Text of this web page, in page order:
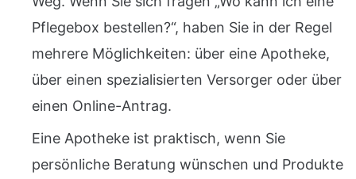
Pflegebox bestellen?“, haben Sie in der Regel
mehrere Möglichkeiten: über eine Apotheke,
über einen spezialisierten Versorger oder über
einen Online-Antrag.
Eine Apotheke ist praktisch, wenn Sie
persönliche Beratung wünschen und Produkte